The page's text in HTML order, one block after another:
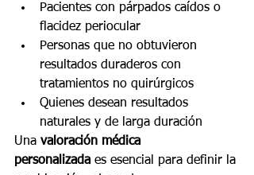
Pacientes con párpados caídos o
flacidez periocular
Personas que no obtuvieron
resultados duraderos con
tratamientos no quirúrgicos
Quienes desean resultados
naturales y de larga duración
Una valoración médica
personalizada es esencial para definir la